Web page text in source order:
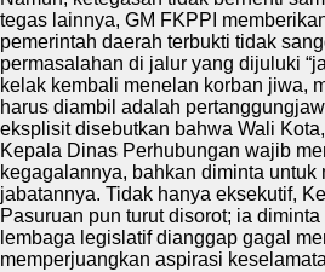
tegas lainnya, GM FKPPI
pemerintah daerah terbukti tidak
permasalahan di jalur yang dijuluki
kelak kembali menelan korban jiwa,
harus diambil adalah
eksplisit disebutkan bahwa Wali
Kepala Dinas Perhubungan wajib
kegagalannya, bahkan diminta untuk
jabatannya. Tidak hanya eksekutif,
Pasuruan pun turut disorot; ia
lembaga legislatif dianggap gagal
memperjuangkan aspirasi